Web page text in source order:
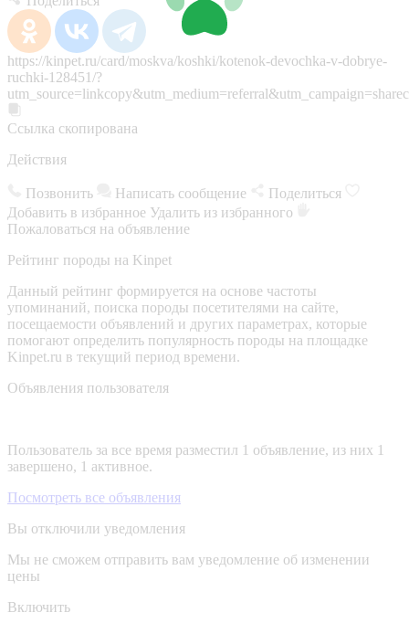
https://kinpet.ru/card/moskva/koshki/kotenok-devochka-v-dobrye-
ruchki-128451/?
Ссылка скопирована
Действия
Позвонить Написать сообщение
Поделиться
Добавить в избранное Удалить из избранного
Пожаловаться на объявление
Рейтинг породы на Kinpet
Данный рейтинг формируется на основе частоты
упоминаний, поиска породы посетителями на сайте,
посещаемости объявлений и других параметрах, которые
помогают определить популярность породы на площадке
Kinpet.ru в текущий период времени.
Объявления пользователя
Пользователь за все время разместил 1 объявление, из них 1
завершено, 1 активное.
Посмотреть все объявления
Вы отключили уведомления
Мы не сможем отправить вам уведомление об изменении
цены
Включить